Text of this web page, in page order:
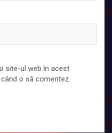
site-ul web în acest
o să comentez.